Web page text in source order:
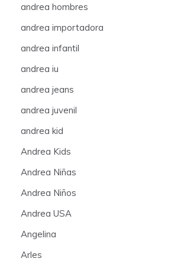
andrea hombres
andrea importadora
andrea infantil
andrea iu
andrea jeans
andrea juvenil
andrea kid
Andrea Kids
Andrea Niñas
Andrea Niños
Andrea USA
Angelina
Arles